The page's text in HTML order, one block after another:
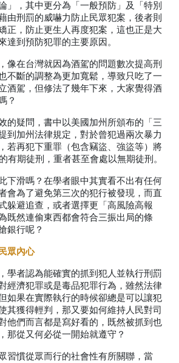
」，其中更分為「一般預防」及「特別
由刑罰的威嚇力防止民眾犯案，後者則
正，防止更生人再度犯案，這也正是大
達到預防犯罪的主要原因。
像在台灣就因為酒駕的問題數次提高刑
不斷的調整為更加寬鬆，導致只吃了一
酒駕，但修法了幾年下來，大家覺得酒
？
的疑問，書中以美國加州所頒布的「三
到加州法律規定，對於曾犯過兩次暴力
若再犯下重罪（包含竊盜、強盜等）將
有期徒刑，重者甚至會處以無期徒刑。
下滑嗎？在學者眼中其實看不出有任何
會為了避免第三次的犯行被發現，而直
躲避追查，或者選擇更「高風險高報
既然連偷東西都會符合三振出局的條
銀行呢？
眾內心
學者認為能確實的抓到犯人並執行刑罰
經濟犯罪或是毒品犯罪行為，雖然法律
如果在實際執行的時候卻總是可以讓犯
其獲得輕判，那又要如何維持人民對司
他們而言都是寫好看的，既然被抓到也
那從又何必從一開始就遵守？
習慣從眾而行的社會性有所關聯，當